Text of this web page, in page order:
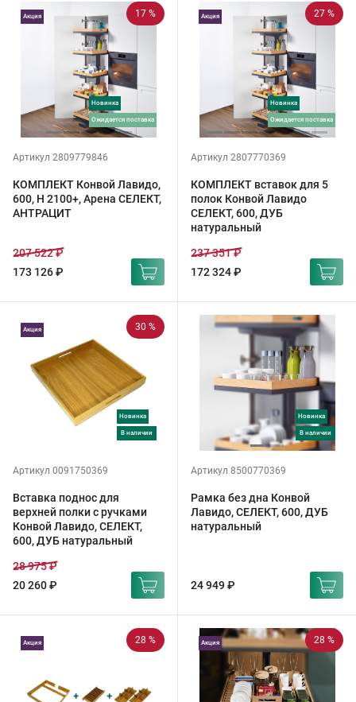
17 %
Новинка
ожидается поставка
Акция
Артикул 2809779846
КОМПЛЕКТ Конвой Лавидо,
600, H 2100+, Арена СЕЛЕКТ,
АНТРАЦИТ
173 126 ₽
207 522 ₽
27 %
Новинка
ожидается поставка
Акция
Артикул 2807770369
КОМПЛЕКТ вставок для 5
полок Конвой Лавидо
СЕЛЕКТ, 600, ДУБ
натуральный
172 324 ₽
237 351 ₽
30 %
Новинка
в наличии
Акция
Артикул 0091750369
Вставка поднос для
верхней полки с ручками
Конвой Лавидо, СЕЛЕКТ,
600, ДУБ натуральный
20 260 ₽
28 975 ₽
Новинка
в наличии
Артикул 8500770369
Рамка без дна Конвой
Лавидо, СЕЛЕКТ, 600, ДУБ
натуральный
24 949 ₽
28 %
Акция 28 %
Акция